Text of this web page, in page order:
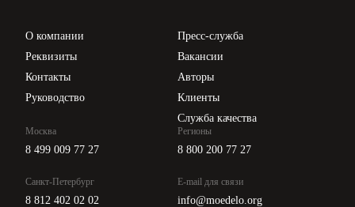
О компании
Реквизиты
Контакты
Руководство
Пресс-служба
Вакансии
Авторы
Клиенты
Служба качества
Москва
8 499 009 77 27
Санкт-Петербург
8 812 402 02 02
Регионы
8 800 200 77 27
E-mail для связи
info@moedelo.org